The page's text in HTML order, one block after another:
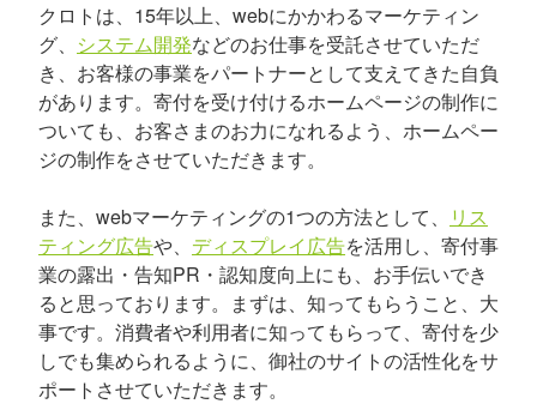
クロトは、15年以上、webにかかわるマーケティン
グ、 システム開発などのお仕事を受託させていただ
き、お客様の事業をパートナーとして支えてきた自負
があります。寄付を受け付けるホームページの制作に
ついても、お客さまのお力になれるよう、ホームペー
ジの制作をさせていただきます。
また、webマーケティングの1つの方法として、
リス
ティング広告や、 ディスプレイ広告を活用し、寄付事
業の露出・告知PR・認知度向上にも、お手伝いでき
ると思っております。まずは、知ってもらうこと、大
事です。消費者や利用者に知ってもらって、寄付を少
しでも集められるように、御社のサイトの活性化をサ
ポートさせていただきます。